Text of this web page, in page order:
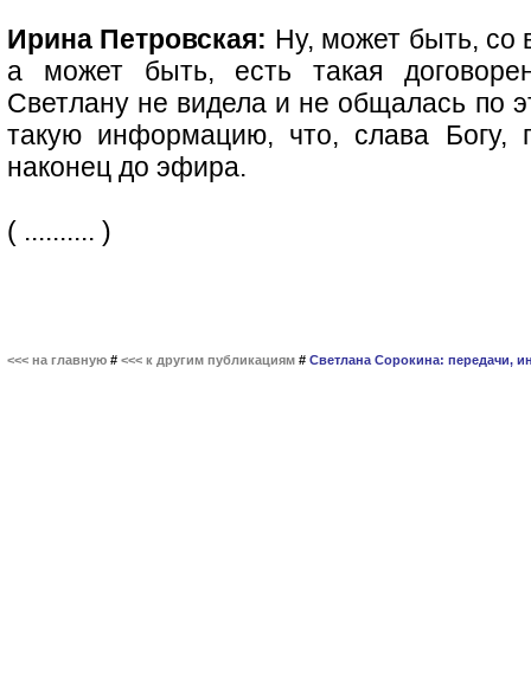
Ирина Петровская: Ну, может быть, со
а может быть, есть такая
Светлану не видела и не общалась по
такую информацию, что, слава Богу,
наконец до эфира.
( .......... )
<<< на главную # <<< к другим публикациям # Светлана Сорокина: передачи,